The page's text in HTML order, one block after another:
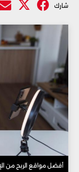
شارك
أفضل مواقع الربح من